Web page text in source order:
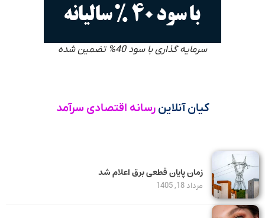
سرمایه گذاری با سود 40% تضمین شده
کیان آنلاین رسانه اقتصادی سرآمد
زمان پایان قطعی برق اعلام شد
مرداد 18, 1405